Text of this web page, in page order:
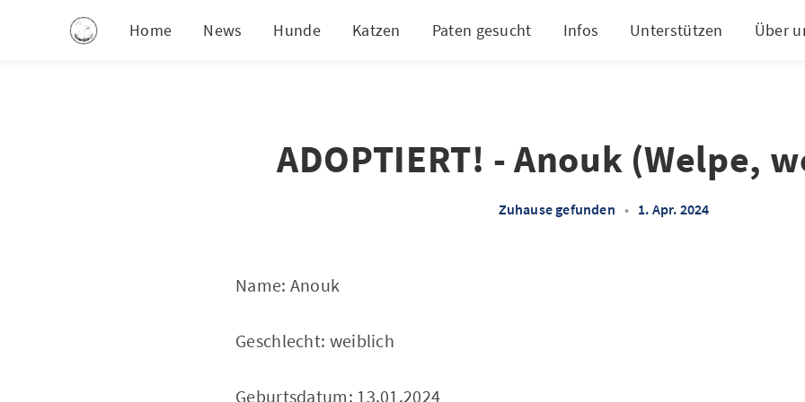
Home News Hunde Katzen Paten gesucht Infos Unterstützen Über
ADOPTIERT! - Anouk (Welpe,
Zuhause gefunden • 1. Apr. 2024
Name: Anouk
Geschlecht: weiblich
Geburtsdatum: 13.01.2024